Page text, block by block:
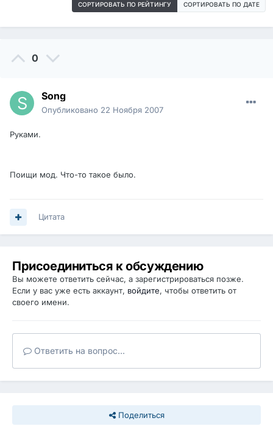
СОРТИРОВАТЬ ПО РЕЙТИНГУ СОРТИРОВАТЬ ПО ДАТЕ
0
Song
Опубликовано 22 Ноября 2007
Руками.
Поищи мод. Что-то такое было.
Цитата
Присоединиться к обсуждению
Вы можете ответить сейчас, а зарегистрироваться позже.
Если у вас уже есть аккаунт, войдите, чтобы ответить от
своего имени.
Ответить на вопрос...
Поделиться